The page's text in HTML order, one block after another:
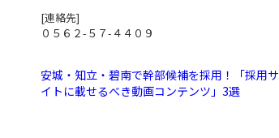
[連絡先]
０５６２-５７-４４０９
安城・知立・碧南で幹部候補を採用！「採用サ
イトに載せるべき動画コンテンツ」3選